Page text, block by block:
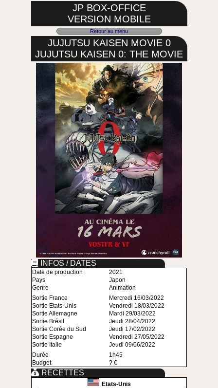
JP BOX-OFFICE
VERSION MOBILE
Retour au menu
JUJUTSU KAISEN MOVIE 0
JUJUTSU KAISEN 0: THE MOVIE
INFOS / DATES
Date de production
2021
Pays
Japon
Genre
Animation
Sortie France
Mercredi 16/03/2022
Sortie Etats-Unis
Vendredi 18/03/2022
Sortie Allemagne
Mardi 29/03/2022
Sortie Brésil
Jeudi 28/04/2022
Sortie Corée du Sud
Jeudi 17/02/2022
Sortie Espagne
Vendredi 27/05/2022
Sortie Italie
Jeudi 09/06/2022
Durée
1h45
Budget
? €
RECETTES
Etats-Unis